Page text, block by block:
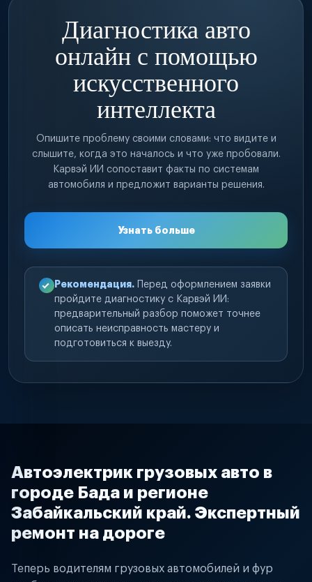
Диагностика авто
онлайн с помощью
искусственного
интеллекта
Опишите проблему своими словами: что видите и
слышите, когда это началось и что уже пробовали.
Карвэй ИИ сопоставит факты по системам
автомобиля и предложит варианты решения.
Узнать больше
Рекомендация. Перед оформлением заявки
пройдите диагностику с Карвэй ИИ:
предварительный разбор поможет точнее
описать неисправность мастеру и
подготовиться к выезду.
Автоэлектрик грузовых авто в
городе Бада и регионе
Забайкальский край. Экспертный
ремонт на дороге
Теперь водителям грузовых автомобилей и фур